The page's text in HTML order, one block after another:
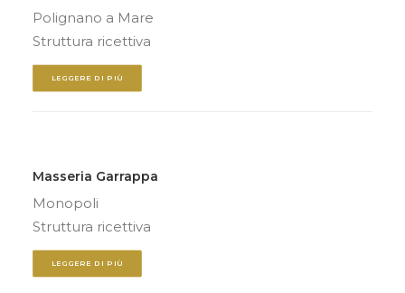
Polignano a Mare
Struttura ricettiva
LEGGERE DI PIÙ
Masseria Garrappa
Monopoli
Struttura ricettiva
LEGGERE DI PIÙ